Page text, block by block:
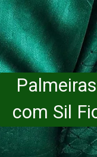
com Sil